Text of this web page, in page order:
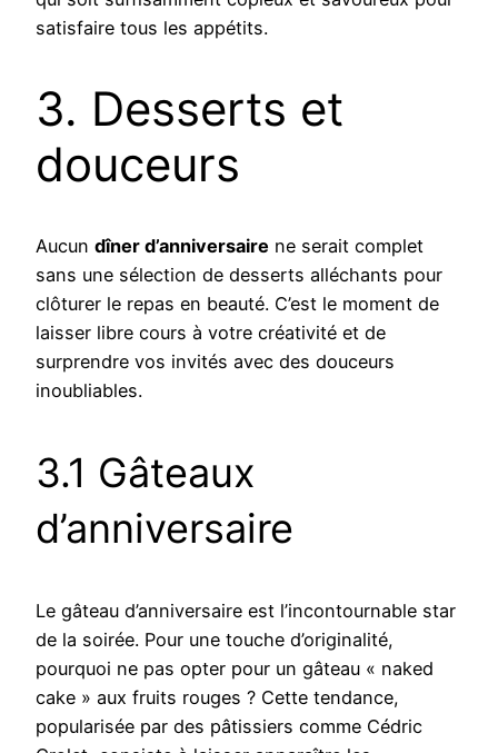
satisfaire tous les appétits.
3. Desserts et
douceurs
Aucun dîner d’anniversaire ne serait complet
sans une sélection de desserts alléchants pour
clôturer le repas en beauté. C’est le moment de
laisser libre cours à votre créativité et de
surprendre vos invités avec des douceurs
inoubliables.
3.1 Gâteaux
d’anniversaire
Le gâteau d’anniversaire est l’incontournable star
de la soirée. Pour une touche d’originalité,
pourquoi ne pas opter pour un gâteau « naked
cake » aux fruits rouges ? Cette tendance,
popularisée par des pâtissiers comme Cédric